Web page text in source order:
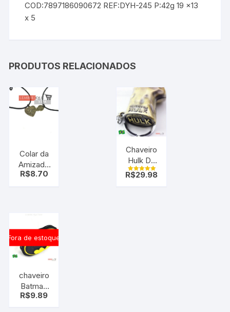
COD:7897186090672 REF:DYH-245 P:42g 19 x13
x 5
PRODUTOS RELACIONADOS
Colar da
Amizade
2 Partes
R$8.70
Chaveiro
Hulk De
Metal
Avaliação
R$29.98
Fora de estoque
chaveiro
Batman
pelúcia
R$9.89